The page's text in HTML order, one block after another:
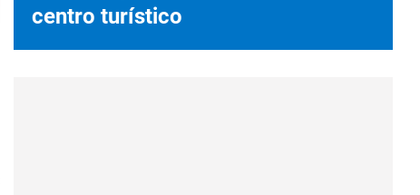
centro turístico